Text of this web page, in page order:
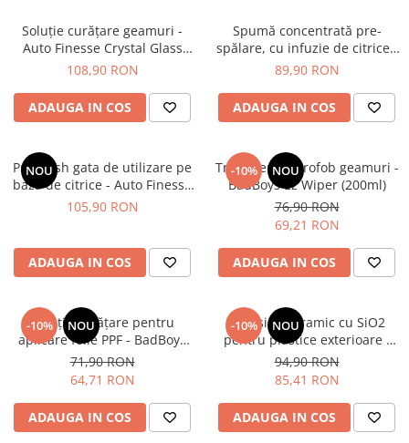
Soluție curățare geamuri -
Auto Finesse Crystal Glass
(500ml)
108,90 RON
ADAUGA IN COS
Spumă concentrată pre-
spălare, cu infuzie de citrice -
Auto Finesse Avalanche (1L)
89,90 RON
ADAUGA IN COS
NOU
Pre-wash gata de utilizare pe
bază de citrice - Auto Finesse
Citrus Power (1L)
105,90 RON
ADAUGA IN COS
-10% NOU
Tratament hidrofob geamuri -
BadBoys Ez Wiper (200ml)
76,90 RON
69,21 RON
ADAUGA IN COS
-10% NOU
Soluţie curăţare pentru
aplicare folie PPF - BadBoys
Wrapper Surface Cleaner
(500ml)
71,90 RON
64,71 RON
ADAUGA IN COS
-10% NOU
Dressing ceramic cu SiO2
pentru plastice exterioare -
BadBoys Ceramic Ext. Plastic
(500ml)
94,90 RON
85,41 RON
ADAUGA IN COS